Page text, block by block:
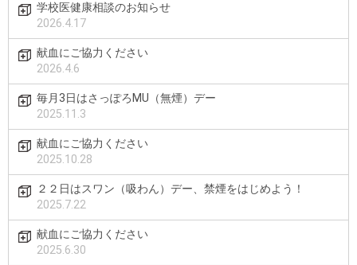
学校医健康相談のお知らせ
2026.4.17
献血にご協力ください
2026.4.6
毎月3日はさっぽろMU（無煙）デー
2025.11.3
献血にご協力ください
2025.10.28
２２日はスワン（吸わん）デー、禁煙をはじめよう！
2025.7.22
献血にご協力ください
2025.6.30